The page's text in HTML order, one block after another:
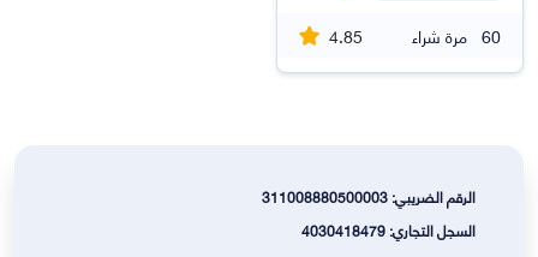
60 مرة شراء 4.85
الرقم الضريبي: 311008880500003
السجل التجاري: 4030418479